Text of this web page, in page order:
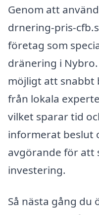
Genom att
drnering-pris-
företag som
dränering i
möjligt att snabbt
från lokala
vilket sparar tid
informerat beslut
avgörande för att
investering.
Så nästa gång du